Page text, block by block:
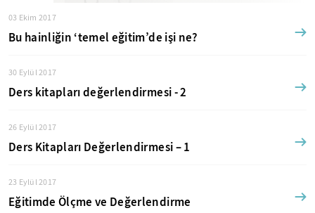
03 Ekim 2017
Bu hainliğin ‘temel eğitim’de işi ne?
30 Eylül 2017
Ders kitapları değerlendirmesi - 2
26 Eylül 2017
Ders Kitapları Değerlendirmesi – 1
23 Eylül 2017
Eğitimde Ölçme ve Değerlendirme